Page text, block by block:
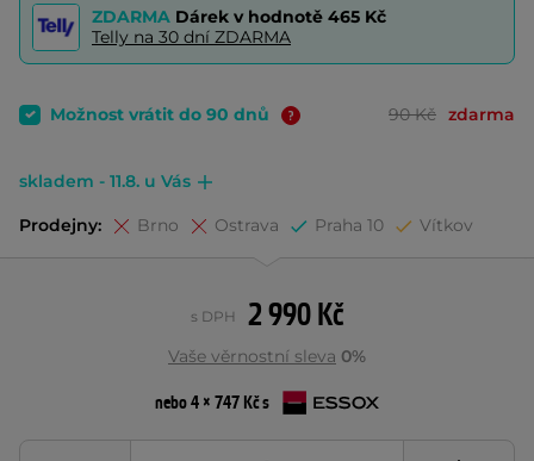
ZDARMA Dárek v hodnotě 465 Kč
Telly na 30 dní ZDARMA
Možnost vrátit do 90 dnů 90 Kč zdarma
skladem - 11.8. u Vás
Prodejny: Brno Ostrava Praha 10 Vítkov
2 990 Kč
s DPH
Vaše věrnostní sleva 0%
nebo 4 × 747 Kč s